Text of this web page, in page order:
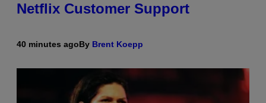
Netflix Customer Support
40 minutes agoBy Brent Koepp